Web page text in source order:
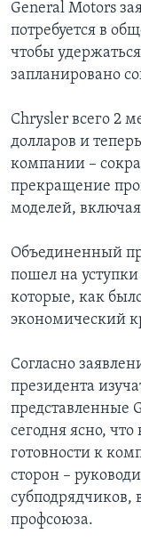
поиск
ПОЧЕМУ ЭТО
ДИСКУССИЯ VOA
ДЕТАЛИ
АМЕРИКА.
А КАК В
АРТЕФАКТЫ
АМЕРИКАНСКИЕ
ФАКТЫ ПРОТИВ
ЗА СВОБОДУ
УЧИМ
ПОДПИСКА НА
Learning English
Языки
General Motors
потребуется в
чтобы
запланировано
Chrysler всего 2
долларов и
компании –
прекращение
моделей,
Объединенный
пошел на
которые, как
экономический
Согласно
президента
представленные
сегодня ясно,
готовности к
сторон –
субподрядчиков,
профсоюза.